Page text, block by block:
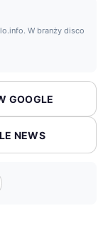
W branży disco
GOOGLE
NEWS